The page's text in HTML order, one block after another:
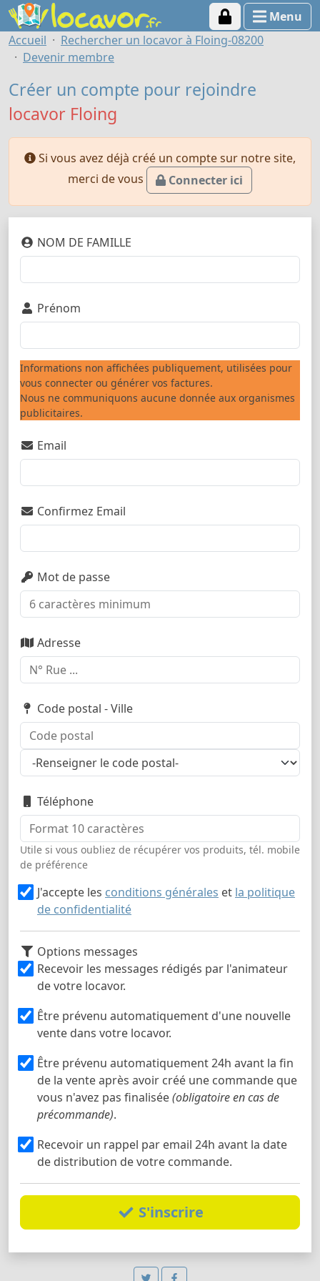
Menu
Accueil
Rechercher un locavor à Floing-08200
Devenir membre
Créer un compte pour rejoindre
locavor Floing
Si vous avez déjà créé un compte sur notre site,
merci de vous
Connecter ici
NOM DE FAMILLE
Prénom
Informations non affichées publiquement, utilisées pour
vous connecter ou générer vos factures.
Nous ne communiquons aucune donnée aux organismes
publicitaires.
Email
Confirmez Email
Mot de passe
Adresse
Code postal - Ville
Téléphone
Utile si vous oubliez de récupérer vos produits, tél. mobile
de préférence
J'accepte les conditions générales et la politique
de confidentialité
Options messages
Recevoir les messages rédigés par l'animateur
de votre locavor.
Être prévenu automatiquement d'une nouvelle
vente dans votre locavor.
Être prévenu automatiquement 24h avant la fin
de la vente après avoir créé une commande que
vous n'avez pas finalisée(obligatoire en cas de
précommande).
Recevoir un rappel par email 24h avant la date
de distribution de votre commande.
S'inscrire